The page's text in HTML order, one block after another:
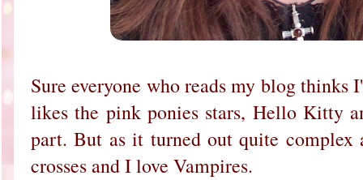
Sure everyone who reads my blog
likes the pink ponies stars, Hello Kitty
part. But as it turned out quite
crosses and I love Vampires.